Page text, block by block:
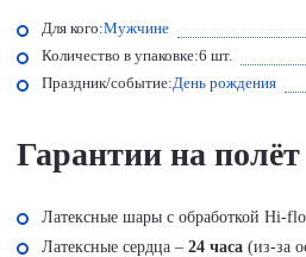
Для кого:Мужчине
Количество в упаковке:6 шт.
Праздник/событие:День рождения
Гарантии на полёт
Латексные шары с обработкой Hi-
Латексные сердца – 24 часа (из-за